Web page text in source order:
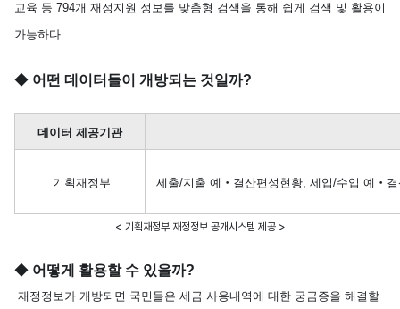
교육 등 794개 재정지원 정보를 맞춤형 검색을 통해 쉽게 검색 및 활용이
가능하다.
◆ 어떤 데이터들이 개방되는 것일까?
데이터 제공기관
기획재정부 세출/지출 예‧결산편성현황, 세입/수입 예‧
< 기획재정부 재정정보 공개시스템 제공 >
◆ 어떻게 활용할 수 있을까?
재정정보가 개방되면 국민들은 세금 사용내역에 대한 궁금증을 해결할